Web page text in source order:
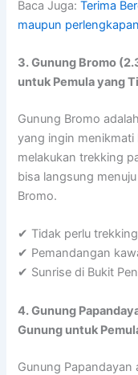
Baca Juga:Terima
maupun
3. Gunung Bromo
untuk Pemula yang
Gunung Bromo
yang ingin menikmati
melakukan trekking
bisa langsung
Bromo.
✔ Tidak perlu
✔ Pemandangan
✔ Sunrise di Bukit
4. Gunung
Gunung untuk
Gunung